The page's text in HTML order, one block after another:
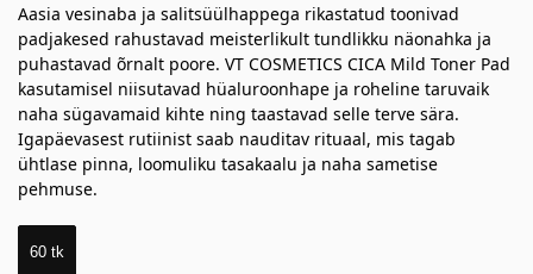
Aasia vesinaba ja salitsüülhappega rikastatud toonivad
padjakesed rahustavad meisterlikult tundlikku näonahka ja
puhastavad õrnalt poore. VT COSMETICS CICA Mild Toner Pad
kasutamisel niisutavad hüaluroonhape ja roheline taruvaik
naha sügavamaid kihte ning taastavad selle terve sära.
Igapäevasest rutiinist saab nauditav rituaal, mis tagab
ühtlase pinna, loomuliku tasakaalu ja naha sametise
pehmuse.
60 tk